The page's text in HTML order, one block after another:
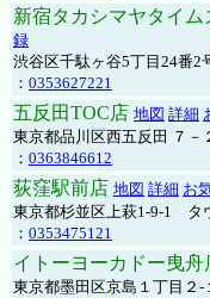
新宿タカシマヤタイ
録
渋谷区千駄ヶ谷5丁目24番
： 0353627221
五反田TOC店 地図 詳細
東京都品川区西五反田 ７－
： 0363846612
荻窪駅前店 地図 詳細 お
東京都杉並区上萩1-9-1 タ
： 0353475121
イトーヨーカドー曳舟
東京都墨田区京島１丁目２